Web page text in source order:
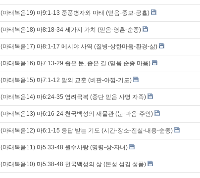
(마태복음19) 마9:1-13 중풍병자와 마태 (믿음-중보-긍휼)
(마태복음18) 마8:18-34 세가지 가치 (믿음-영혼-순종)
(마태복음17) 마8:1-17 메시야 사역 (질병-상한마음-환경-삶)
(마태복음16) 마7:13-29 좁은 문, 좁은 길 (믿음 순종 마음)
(마태복음15) 마7:1-12 말의 교훈 (비판-아낌-기도)
(마태복음14) 마6:24-35 염려극복 (중단 믿음 사명 자족)
(마태복음13) 마6:16-24 천국백성의 재물관 (눈-마음-주인)
(마태복음12) 마6:1-15 응답 받는 기도 (시간-장소-진실-내용-순종)
(마태복음11) 마5 33-48 원수사랑 (명령-상-자녀)
(마태복음10) 마5:38-48 천국백성의 삶 (본성 섬김 성품)